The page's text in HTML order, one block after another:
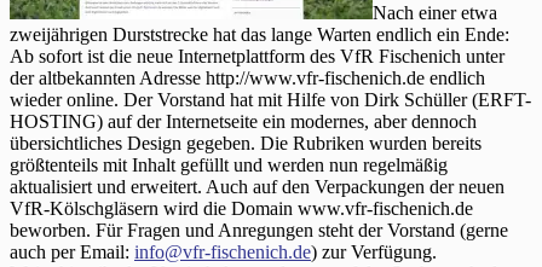
Nach einer etwa
zweijährigen Durststrecke hat das lange Warten endlich ein Ende:
Ab sofort ist die neue Internetplattform des VfR Fischenich unter
der altbekannten Adresse http://www.vfr-fischenich.de endlich
wieder online. Der Vorstand hat mit Hilfe von Dirk Schüller (ERFT-
HOSTING) auf der Internetseite ein modernes, aber dennoch
übersichtliches Design gegeben. Die Rubriken wurden bereits
größtenteils mit Inhalt gefüllt und werden nun regelmäßig
aktualisiert und erweitert. Auch auf den Verpackungen der neuen
VfR-Kölschgläsern wird die Domain www.vfr-fischenich.de
beworben. Für Fragen und Anregungen steht der Vorstand (gerne
auch per Email: info@vfr-fischenich.de) zur Verfügung.